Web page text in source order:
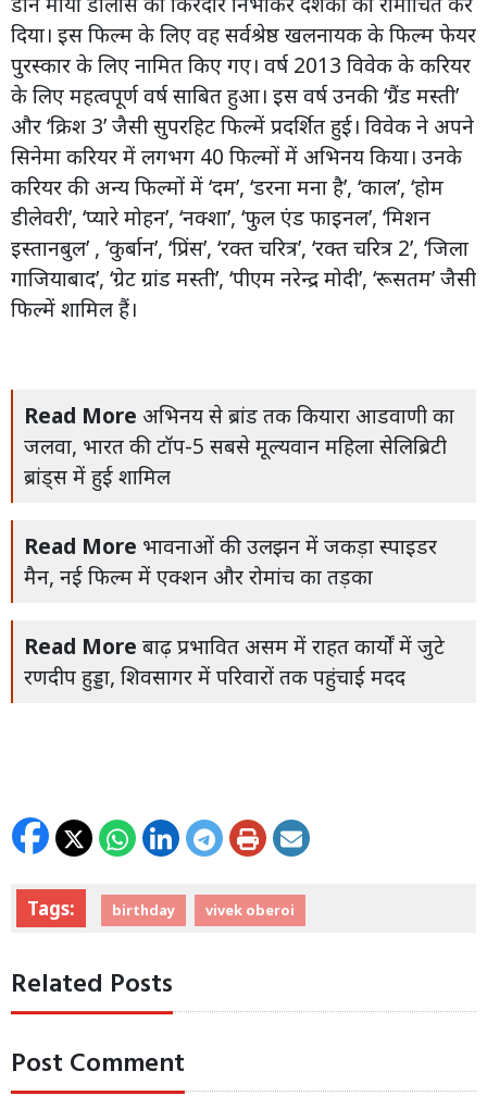
दिया। इस फिल्म के लिए वह सर्वश्रेष्ठ खलनायक के फिल्म फेयर
पुरस्कार के लिए नामित किए गए। वर्ष 2013 विवेक के करियर
के लिए महत्वपूर्ण वर्ष साबित हुआ। इस वर्ष उनकी ‘ग्रैंड मस्ती’
और ‘क्रिश 3’ जैसी सुपरहिट फिल्में प्रदर्शित हुई। विवेक ने अपने
सिनेमा करियर में लगभग 40 फिल्मों में अभिनय किया। उनके
करियर की अन्य फिल्मों में ‘दम’, ‘डरना मना है’, ‘काल’, ‘होम
डीलेवरी’, ‘प्यारे मोहन’, ‘नक्शा’, ‘फुल एंड फाइनल’, ‘मिशन
इस्तानबुल’ , ‘कुर्बान’, ‘प्रिंस’, ‘रक्त चरित्र’, ‘रक्त चरित्र 2’, ‘जिला
गाजियाबाद’, ‘ग्रेट ग्रांड मस्ती’, ‘पीएम नरेन्द्र मोदी’, ‘रूसतम’ जैसी
फिल्में शामिल हैं।
Read More अभिनय से ब्रांड तक कियारा आडवाणी का
जलवा, भारत की टॉप-5 सबसे मूल्यवान महिला सेलिब्रिटी
ब्रांड्स में हुई शामिल
Read More भावनाओं की उलझन में जकड़ा स्पाइडर
मैन, नई फिल्म में एक्शन और रोमांच का तड़का
Read More बाढ़ प्रभावित असम में राहत कार्यों में जुटे
रणदीप हुड्डा, शिवसागर में परिवारों तक पहुंचाई मदद
Tags: birthday vivek oberoi
Related Posts
Post Comment